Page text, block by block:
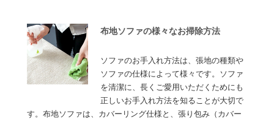
布地ソファの様々なお掃除方法
ソファのお手入れ方法は、張地の種類や
ソファの仕様によって様々です。ソファ
を清潔に、長くご愛用いただくためにも
正しいお手入れ方法を知ることが大切で
す。布地ソファは、カバーリング仕様と、張り包み（カバー